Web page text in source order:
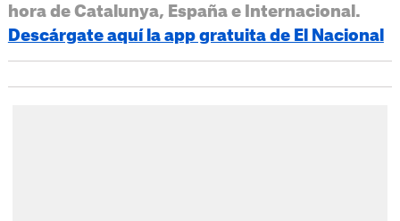
hora de Catalunya, España e Internacional.
Descárgate aquí la app gratuita de El Nacional